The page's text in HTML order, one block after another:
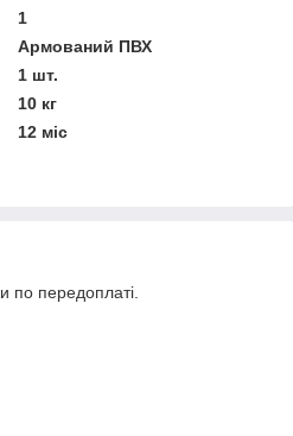
1
Армований ПВХ
1 шт.
10 кг
12 міс
по передоплаті.